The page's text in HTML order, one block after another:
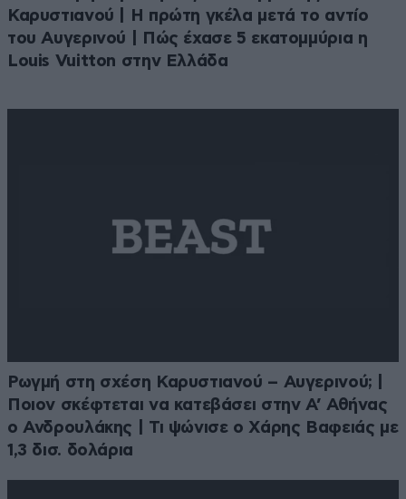
Καρυστιανού | Η πρώτη γκέλα μετά το αντίο
του Αυγερινού | Πώς έχασε 5 εκατομμύρια η
Louis Vuitton στην Ελλάδα
Ρωγμή στη σχέση Καρυστιανού – Αυγερινού; |
Ποιον σκέφτεται να κατεβάσει στην Α’ Αθήνας
ο Ανδρουλάκης | Τι ψώνισε ο Χάρης Βαφειάς με
1,3 δισ. δολάρια